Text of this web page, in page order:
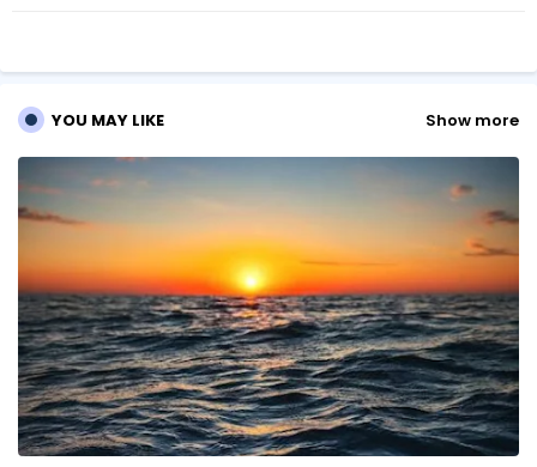
YOU MAY LIKE Show more